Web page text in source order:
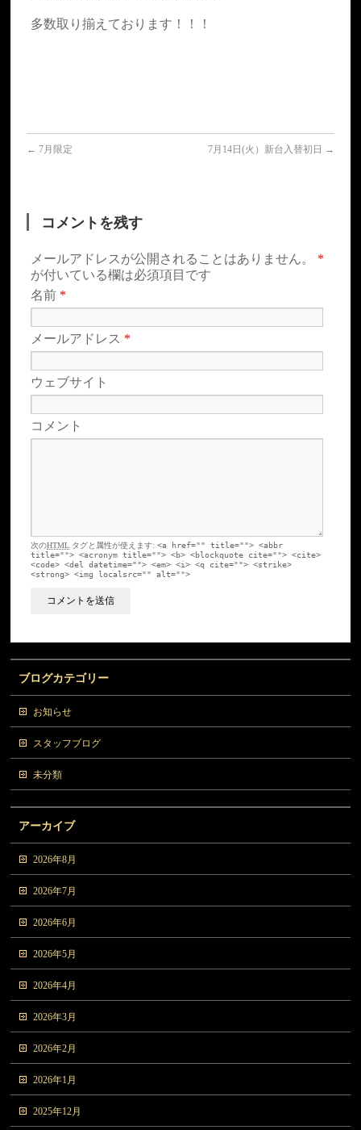
多数取り揃えております！！！
← 7月限定 7月14日(火）新台入替初日 →
コメントを残す
メールアドレスが公開されることはありません。 *
が付いている欄は必須項目です
名前 *
メールアドレス *
ウェブサイト
コメント
次のHTML タグと属性が使えます:<a href="" title=""> <abbr
title=""> <acronym title=""> <b> <blockquote cite=""> <cite>
<code> <del datetime=""> <em> <i> <q cite=""> <strike>
<strong> <img localsrc="" alt="">
ブログカテゴリー
お知らせ
スタッフブログ
未分類
アーカイブ
2026年8月
2026年7月
2026年6月
2026年5月
2026年4月
2026年3月
2026年2月
2026年1月
2025年12月